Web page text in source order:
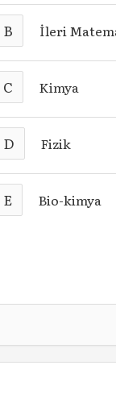
B İleri
C Kimya
D Fizik
E Bio-kimya